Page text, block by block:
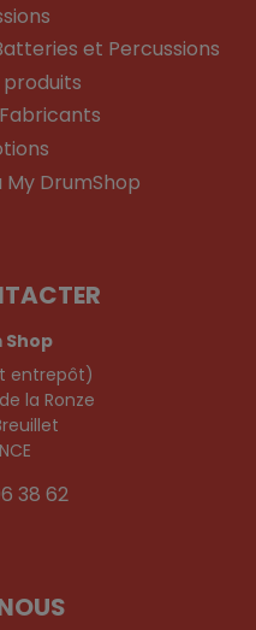
et Percussions
produits
DrumShop
Shop
entrepôt)
la Ronze
38 62